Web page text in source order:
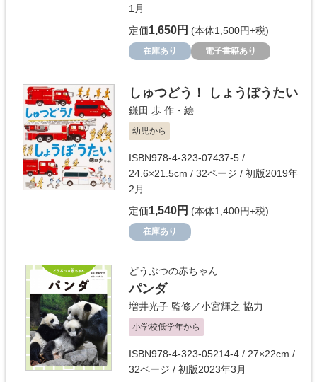
1月
定価1,650円 (本体1,500円+税)
在庫あり 電子書籍あり
しゅつどう！ しょうぼうたい
鎌田 歩 作・絵
幼児から
ISBN978-4-323-07437-5 /
24.6×21.5cm / 32ページ / 初版2019年
2月
定価1,540円 (本体1,400円+税)
在庫あり
どうぶつの赤ちゃん
パンダ
増井光子 監修／小宮輝之 協力
小学校低学年から
ISBN978-4-323-05214-4 / 27×22cm /
32ページ / 初版2023年3月